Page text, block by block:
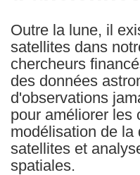
Outre la lune, il
satellites dans
chercheurs
des données
d'observations
pour améliorer les
modélisation de la
satellites et
spatiales.